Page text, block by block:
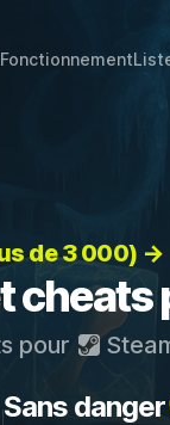
Fonctionnement
de 3 000) →
cheats
pour
Sans danger